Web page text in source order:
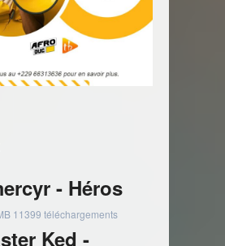
- Héros
11399 téléchargements
Ked -